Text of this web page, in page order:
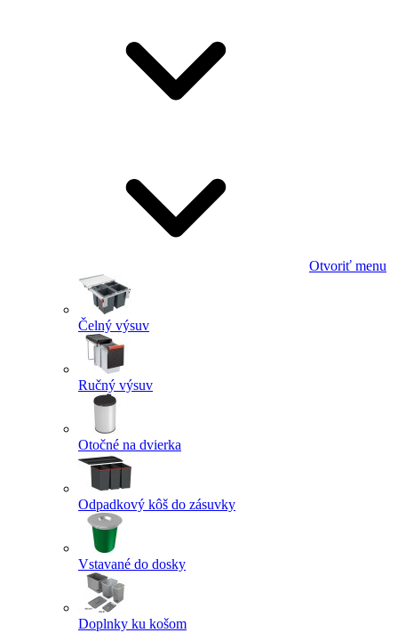
Otvoriť menu
Čelný výsuv
Ručný výsuv
Otočné na dvierka
Odpadkový kôš do zásuvky
Vstavané do dosky
Doplnky ku košom